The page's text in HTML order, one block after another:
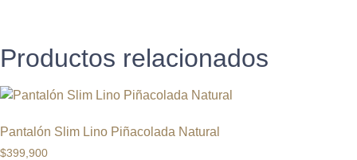
Productos relacionados
Pantalón Slim Lino Piñacolada Natural
$399,900